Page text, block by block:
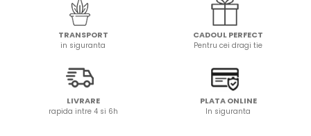
TRANSPORT
in siguranta
CADOUL PERFECT
Pentru cei dragi tie
LIVRARE
rapida intre 4 si 6h
PLATA ONLINE
In siguranta